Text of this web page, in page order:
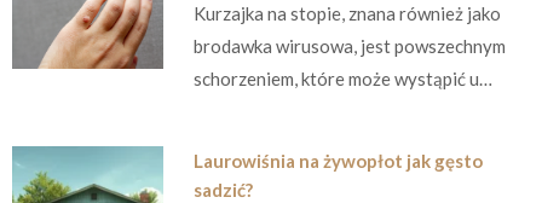
Kurzajka na stopie, znana również jako
brodawka wirusowa, jest powszechnym
schorzeniem, które może wystąpić u…
Laurowiśnia na żywopłot jak gęsto
sadzić?